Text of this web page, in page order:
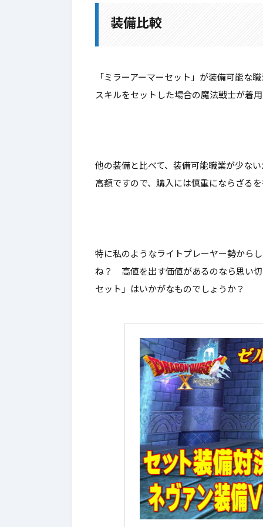
1-2.
2. 最後に
装備比較
「ミラーアーマーセット」が装備可能な
スキルをセットした場合の魔法戦士が着用
他の装備と比べて、装備可能職業が少な
高額ですので、購入には慎重にならざるを
特に私のようなライトプレーヤー勢から
ね？ 高値を出す価値があるのなら思い切
セット」はいかがなものでしょうか？